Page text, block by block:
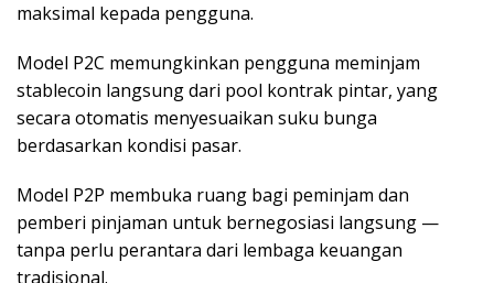
maksimal kepada pengguna.
Model P2C memungkinkan pengguna meminjam
stablecoin langsung dari pool kontrak pintar, yang
secara otomatis menyesuaikan suku bunga
berdasarkan kondisi pasar.
Model P2P membuka ruang bagi peminjam dan
pemberi pinjaman untuk bernegosiasi langsung —
tanpa perlu perantara dari lembaga keuangan
tradisional.